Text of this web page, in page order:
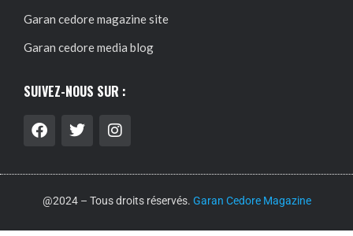
Garan cedore magazine site
Garan cedore media blog
SUIVEZ-NOUS SUR :
@2024 – Tous droits réservés. Garan Cedore Magazine